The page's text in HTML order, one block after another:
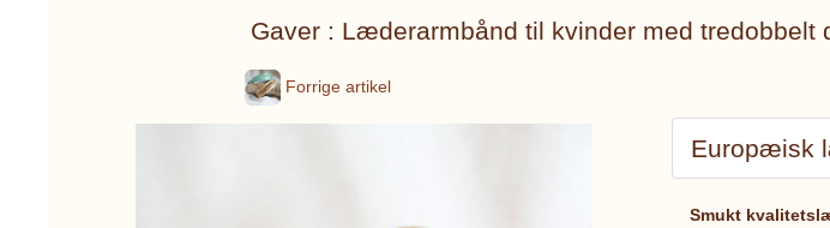
Gaver : Læderarmbånd til kvinder med
Forrige artikel
Europæisk
Smukt